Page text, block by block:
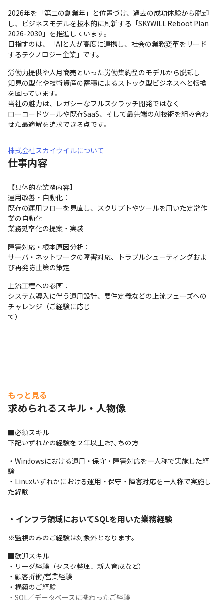
2026年を「第二の創業年」と位置づけ、過去の成功体験から脱却
し、ビジネスモデルを抜本的に刷新する「SKYWILL Reboot Plan
2026-2030」を推進しています。
目指すのは、「AIと人が高度に連携し、社会の業務変革をリード
するテクノロジー企業」です。
労働力提供や人月商売といった労働集約型のモデルから脱却し
知見の型化や技術資産の蓄積によるストック型ビジネスへと転換
を図っています。
当社の魅力は、レガシーなフルスクラッチ開発ではなく
ローコードツールや既存SaaS、そして最先端のAI技術を組み合わ
せた最適解を追求できる点です。
株式会社スカイウイルについて
仕事内容
【具体的な業務内容】
運用改善・自動化：
既存の運用フローを見直し、スクリプトやツールを用いた定常作
業の自動化
業務効率化の提案・実装
障害対応・根本原因分析：
サーバ・ネットワークの障害対応、トラブルシューティングおよ
び再発防止策の策定
上流工程への参画：
システム導入に伴う運用設計、要件定義などの上流フェーズへの
チャレンジ（ご経験に応じ
て）
もっと見る
求められるスキル・人物像
■必須スキル
下記いずれかの経験を２年以上お持ちの方
・Windowsにおける運⽤・保守・障害対応を一人称で実施した経
験
・Linuxいずれかにおける運⽤・保守・障害対応を一人称で実施し
た経験
・インフラ領域においてSQLを用いた業務経験
※監視のみのご経験は対象外となります。
■歓迎スキル
・リーダ経験（タスク整理、新人育成など）
・顧客折衝/営業経験
・構築のご経験
・SQL／データベースに携わったご経験